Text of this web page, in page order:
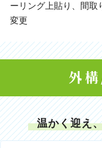
ーリング上貼り、間取
変更
温かく迎え